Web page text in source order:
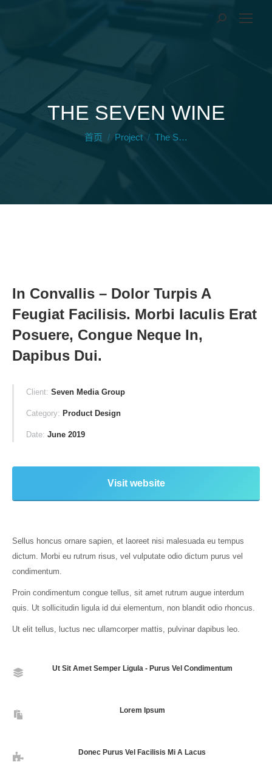
THE SEVEN WINE
您在这里：
首页 Project The S…
In Convallis – Dolor Turpis A
Feugiat Facilisis. Morbi Iaculis Erat
Posuere, Congue Neque In,
Dapibus Dui.
Client: Seven Media Group
Category: Product Design
Date: June 2019
Visit website
Sellus honcus ornare sapien, et laoreet nisi malesuada eu tempus
dictum. Morbi eu rutrum risus, vel vulputate odio dictum purus vel
condimentum.
Proin condimentum congue tellus, sit amet rutrum augue interdum
quis. Ut sollicitudin ligula id dui elementum, non blandit odio rhoncus.
Ut elit tellus, luctus nec ullamcorper mattis, pulvinar dapibus leo.
Ut Sit Amet Semper Ligula - Purus Vel Condimentum
Lorem Ipsum
Donec Purus Vel Facilisis Mi A Lacus